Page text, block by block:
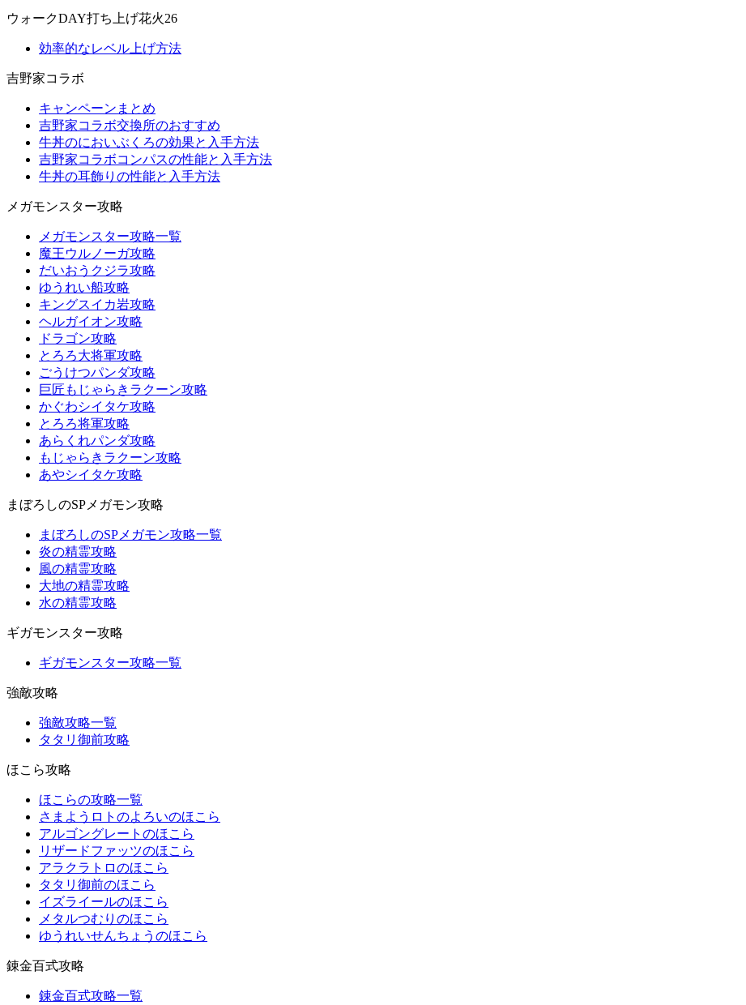
ウォークDAY打ち上げ花火26
効率的なレベル上げ方法
吉野家コラボ
キャンペーンまとめ
吉野家コラボ交換所のおすすめ
牛丼のにおいぶくろの効果と入手方法
吉野家コラボコンパスの性能と入手方法
牛丼の耳飾りの性能と入手方法
メガモンスター攻略
メガモンスター攻略一覧
魔王ウルノーガ攻略
だいおうクジラ攻略
ゆうれい船攻略
キングスイカ岩攻略
ヘルガイオン攻略
ドラゴン攻略
とろろ大将軍攻略
ごうけつパンダ攻略
巨匠もじゃらきラクーン攻略
かぐわシイタケ攻略
とろろ将軍攻略
あらくれパンダ攻略
もじゃらきラクーン攻略
あやシイタケ攻略
まぼろしのSPメガモン攻略
まぼろしのSPメガモン攻略一覧
炎の精霊攻略
風の精霊攻略
大地の精霊攻略
水の精霊攻略
ギガモンスター攻略
ギガモンスター攻略一覧
強敵攻略
強敵攻略一覧
タタリ御前攻略
ほこら攻略
ほこらの攻略一覧
さまようロトのよろいのほこら
アルゴングレートのほこら
リザードファッツのほこら
アラクラトロのほこら
タタリ御前のほこら
イズライールのほこら
メタルつむりのほこら
ゆうれいせんちょうのほこら
錬金百式攻略
錬金百式攻略一覧